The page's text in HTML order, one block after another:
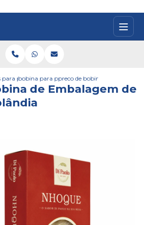
para picolesbobina para picole santa catarina
preco de bobina de
de Embalagem de